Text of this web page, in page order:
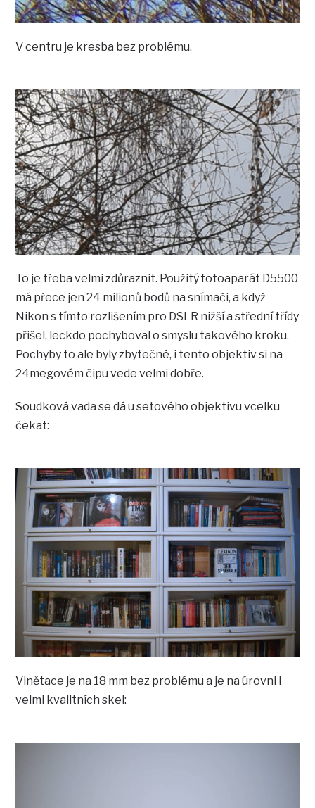
V centru je kresba bez problému.
To je třeba velmi zdůraznit. Použitý fotoaparát D5500
má přece jen 24 milionů bodů na snímači, a když
Nikon s tímto rozlišením pro DSLR nižší a střední třídy
přišel, leckdo pochyboval o smyslu takového kroku.
Pochyby to ale byly zbytečné, i tento objektiv si na
24megovém čipu vede velmi dobře.
Soudková vada se dá u setového objektivu vcelku
čekat:
Vinětace je na 18 mm bez problému a je na úrovni i
velmi kvalitních skel: